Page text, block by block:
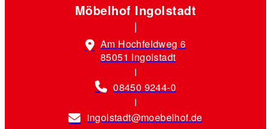
Möbelhof Ingolstadt
Am Hochfeldweg 6
85051 Ingolstadt
08450 9244-0
ingolstadt@moebelhof.de